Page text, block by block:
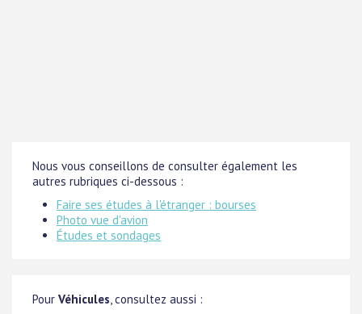
Nous vous conseillons de consulter également les
autres rubriques ci-dessous :
Faire ses études à l'étranger : bourses
Photo vue d'avion
Études et sondages
Pour Véhicules, consultez aussi :